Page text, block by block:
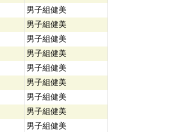
男子組健美
男子組健美
男子組健美
男子組健美
男子組健美
男子組健美
男子組健美
男子組健美
男子組健美